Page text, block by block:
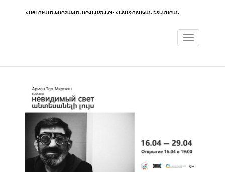
ՀԱՅ ԼՈՒՍԱՆԿԱՐՉԱԿԱՆ ԱՐՎԵՍՏՆԵՐԻ ՀԵՏԱԶՈՏԱԿԱՆ ՇՏԵՄԱՐԱՆ
Toggle